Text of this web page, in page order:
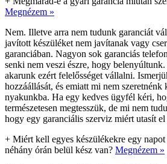
Megnézem »
Nem. Illetve arra nem tudunk garanciát
javított készüléket nem javítanak vagy
garanciában. Nagyon sok garanciás
senki nem veszi észre, hogy
akarunk ezért felelősséget vállalni.
hozzáállását, és emiatt mi nem
nyakunkba. Ha egy kedves ügyfél kéri,
természetesen megtesszük, de mi nem
hogy egy garanciális szerviz miért utasít
+ Miért kell egyes készülékekre egy
néhány órán belül kész van? Megnézem »